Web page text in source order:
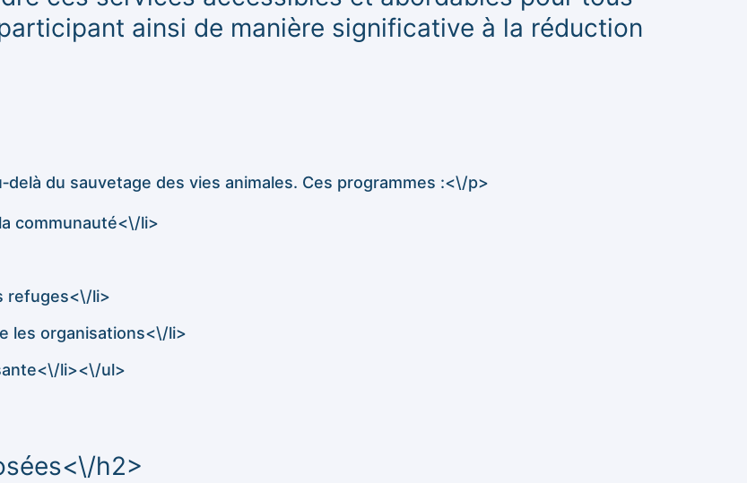
ainsi de manière significative à la réduction
du sauvetage des vies animales. Ces programmes :<\/p>
communauté<\/li>
refuges<\/li>
les organisations<\/li>
li><\/ul>
h2>